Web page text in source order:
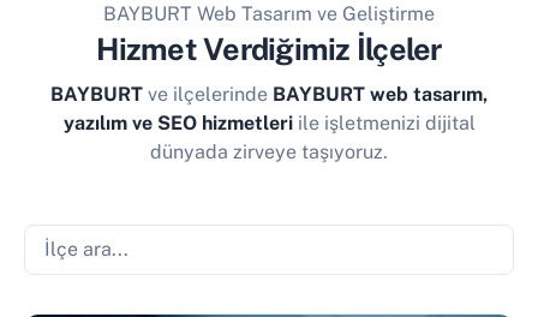
BAYBURT Web Tasarım ve Geliştirme
Hizmet Verdiğimiz İlçeler
BAYBURT ve ilçelerinde BAYBURT web tasarım,
yazılım ve SEO hizmetleriile işletmenizi dijital
dünyada zirveye taşıyoruz.